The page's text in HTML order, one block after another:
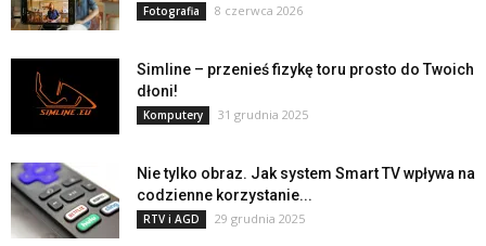
Fotografia 8 czerwca 2026
Simline – przenieś fizykę toru prosto do Twoich
dłoni!
Komputery 31 grudnia 2025
Nie tylko obraz. Jak system Smart TV wpływa na
codzienne korzystanie...
RTV i AGD 29 grudnia 2025